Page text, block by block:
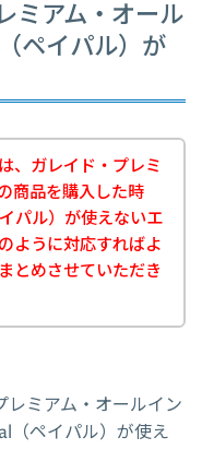
ミアム・オール
ペイパル）が
、ガレイド・プレミ
商品を購入した時
パル）が使えないエ
ように対応すればよ
とめさせていただき
レミアム・オールイン
（ペイパル）が使え